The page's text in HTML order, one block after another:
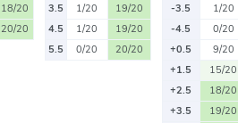
18/20
20/20
3.5
1/20
19/20
4.5
1/20
19/20
5.5
0/20 20/20
-3.5
1/20
-4.5
0/20
+0.5
9/20
+1.5
15/20
+2.5
18/20
+3.5
19/20